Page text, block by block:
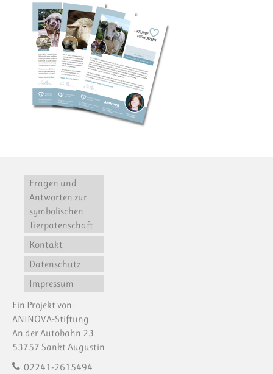
Fragen und
Antworten zur
symbolischen
Tierpatenschaft
Kontakt
Datenschutz
Impressum
Ein Projekt von:
ANINOVA-Stiftung
An der Autobahn 23
53757 Sankt Augustin
02241-2615494